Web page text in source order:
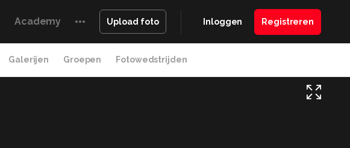
Academy Upload foto Inloggen Registreren
Galerijen Groepen Fotowedstrijden